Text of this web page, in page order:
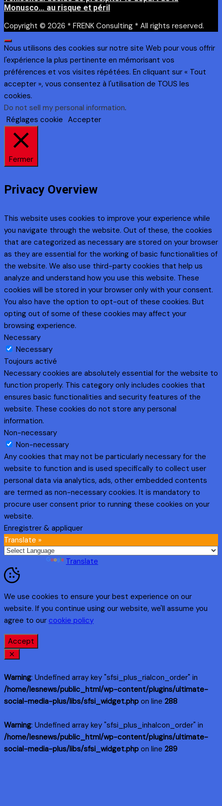
Monusco… au risque et péril
Copyright © 2026 * FRENK Consulting * All rights reserved.
Nous utilisons des cookies sur notre site Web pour vous offrir
l'expérience la plus pertinente en mémorisant vos
préférences et vos visites répétées. En cliquant sur « Tout
accepter », vous consentez à l'utilisation de TOUS les
cookies.
Do not sell my personal information.
Réglages cookie Accepter
Fermer
Privacy Overview
This website uses cookies to improve your experience while
you navigate through the website. Out of these, the cookies
that are categorized as necessary are stored on your browser
as they are essential for the working of basic functionalities of
the website. We also use third-party cookies that help us
analyze and understand how you use this website. These
cookies will be stored in your browser only with your consent.
You also have the option to opt-out of these cookies. But
opting out of some of these cookies may affect your
browsing experience.
Necessary
Necessary
Toujours activé
Necessary cookies are absolutely essential for the website to
function properly. This category only includes cookies that
ensures basic functionalities and security features of the
website. These cookies do not store any personal
information.
Non-necessary
Non-necessary
Any cookies that may not be particularly necessary for the
website to function and is used specifically to collect user
personal data via analytics, ads, other embedded contents
are termed as non-necessary cookies. It is mandatory to
procure user consent prior to running these cookies on your
website.
Enregistrer & appliquer
Translate »
Translate
We use cookies to ensure your best experience on our
website. If you continue using our website, we'll assume you
agree to our cookie policy
Accept
Warning: Undefined array key "sfsi_plus_riaIcon_order" in
/home/lesnews/public_html/wp-content/plugins/ultimate-
social-media-plus/libs/sfsi_widget.php on line 288
Warning: Undefined array key "sfsi_plus_inhaIcon_order" in
/home/lesnews/public_html/wp-content/plugins/ultimate-
social-media-plus/libs/sfsi_widget.php on line 289